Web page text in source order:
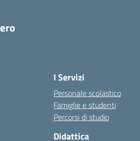
I Servizi
Personale scolastico
Famiglie e studenti
Percorsi di studio
Didattica